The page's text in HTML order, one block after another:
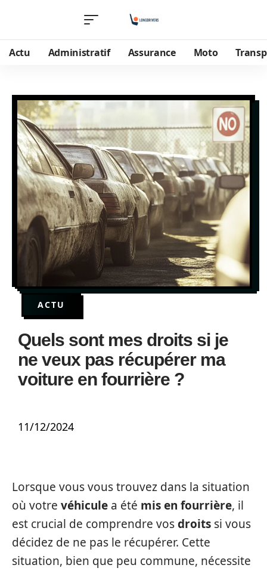
Actu Administratif Assurance Moto
ACTU
Quels sont mes droits si je
ne veux pas récupérer ma
voiture en fourrière ?
11/12/2024
Lorsque vous vous trouvez dans la situation
où votre véhicule a été mis en fourrière, il
est crucial de comprendre vosdroits si vous
décidez de ne pas le récupérer. Cette
situation, bien que peu commune, nécessite